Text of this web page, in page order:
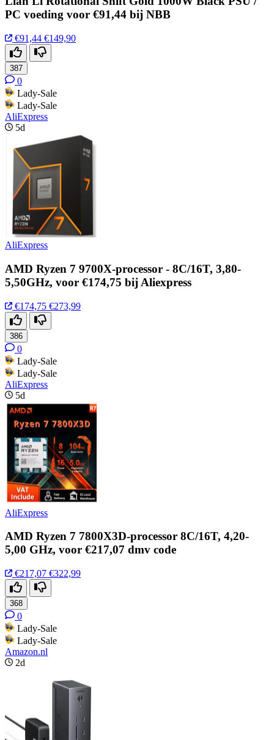
PC voeding voor €91,44 bij NBB
€91,44 €149,90
387
0
Lady-Sale
Lady-Sale
AliExpress
5d
AliExpress
AMD Ryzen 7 9700X-processor - 8C/16T, 3,80-
5,50GHz, voor €174,75 bij Aliexpress
€174,75 €273,99
386
0
Lady-Sale
Lady-Sale
AliExpress
5d
AliExpress
AMD Ryzen 7 7800X3D-processor 8C/16T, 4,20-
5,00 GHz, voor €217,07 dmv code
€217,07 €322,99
368
0
Lady-Sale
Lady-Sale
Amazon.nl
2d